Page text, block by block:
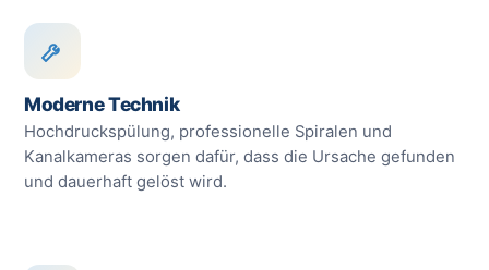
Moderne Technik
Hochdruckspülung, professionelle Spiralen und
Kanalkameras sorgen dafür, dass die Ursache gefunden
und dauerhaft gelöst wird.